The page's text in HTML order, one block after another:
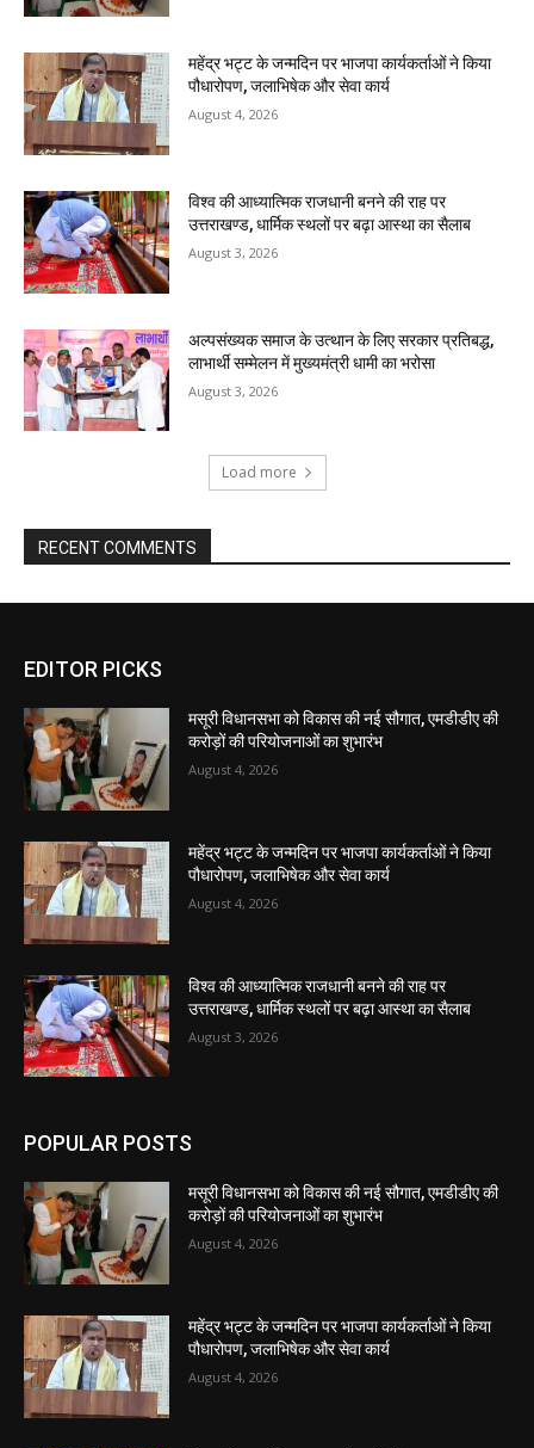
EDITOR PICKS
मसूरी विधानसभा को विकास की नई सौगात, एमडीडीए की
करोड़ों की परियोजनाओं का शुभारंभ
August 4, 2026
महेंद्र भट्ट के जन्मदिन पर भाजपा कार्यकर्ताओं ने किया
पौधारोपण, जलाभिषेक और सेवा कार्य
August 4, 2026
विश्व की आध्यात्मिक राजधानी बनने की राह पर
उत्तराखण्ड, धार्मिक स्थलों पर बढ़ा आस्था का सैलाब
August 3, 2026
POPULAR POSTS
मसूरी विधानसभा को विकास की नई सौगात, एमडीडीए की
करोड़ों की परियोजनाओं का शुभारंभ
August 4, 2026
महेंद्र भट्ट के जन्मदिन पर भाजपा कार्यकर्ताओं ने किया
पौधारोपण, जलाभिषेक और सेवा कार्य
August 4, 2026